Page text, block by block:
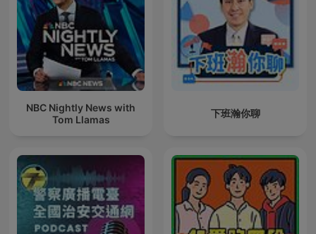
NBC Nightly News with
Tom Llamas
下班瀚你聊